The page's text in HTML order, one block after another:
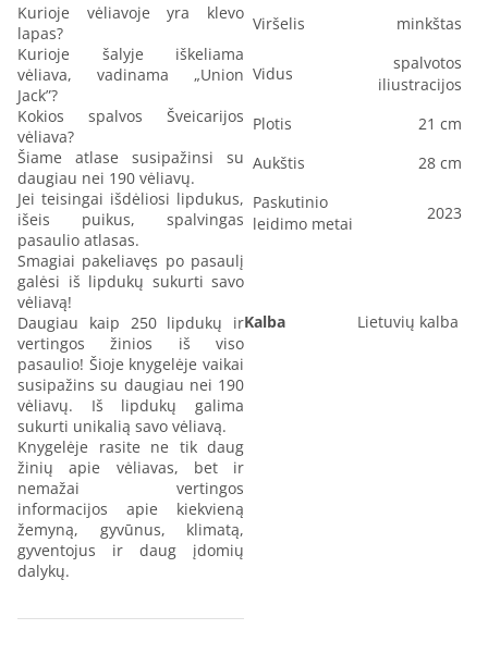
Kurioje vėliavoje yra klevo
lapas?
Kurioje šalyje iškeliama
vėliava, vadinama „Union
Jack”?
Kokios spalvos Šveicarijos
vėliava?
Šiame atlase susipažinsi su
daugiau nei 190 vėliavų.
Jei teisingai išdėliosi lipdukus,
išeis puikus, spalvingas
pasaulio atlasas.
Smagiai pakeliavęs po pasaulį
galėsi iš lipdukų sukurti savo
vėliavą!
Daugiau kaip 250 lipdukų ir
vertingos žinios iš viso
pasaulio! Šioje knygelėje vaikai
susipažins su daugiau nei 190
vėliavų. Iš lipdukų galima
sukurti unikalią savo vėliavą.
Knygelėje rasite ne tik daug
žinių apie vėliavas, bet ir
nemažai vertingos
informacijos apie kiekvieną
žemyną, gyvūnus, klimatą,
gyventojus ir daug įdomių
dalykų.
Viršelis minkštas
Vidus
spalvotos
iliustracijos
Plotis
21 cm
Aukštis
28 cm
Paskutinio
leidimo metai
2023
Kalba Lietuvių kalba